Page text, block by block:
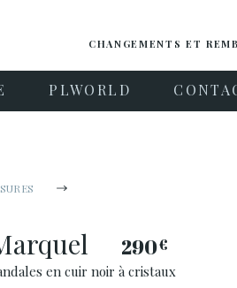
CHANGEMENTS ET
PLWORLD
290€
en cuir noir à cristaux